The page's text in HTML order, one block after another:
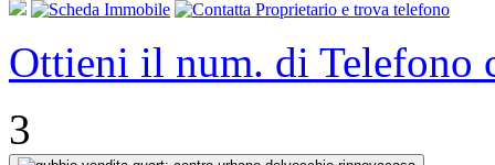
Ottieni il num. di Telefono
3